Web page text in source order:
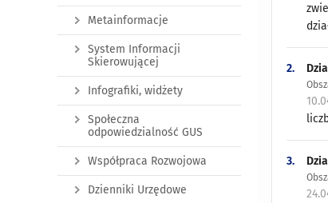
2.
3.
Metainformacje
System Informacji
Skierowującej
Infografiki, widżety
Społeczna
odpowiedzialność GUS
Współpraca Rozwojowa
Dzienniki Urzędowe